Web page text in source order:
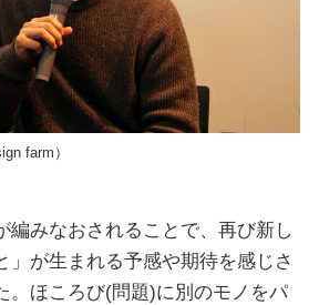
farm）
編みなおされることで、再び新し
」が生まれる予感や期待を感じさ
。ほころび(問題)に別のモノをパ